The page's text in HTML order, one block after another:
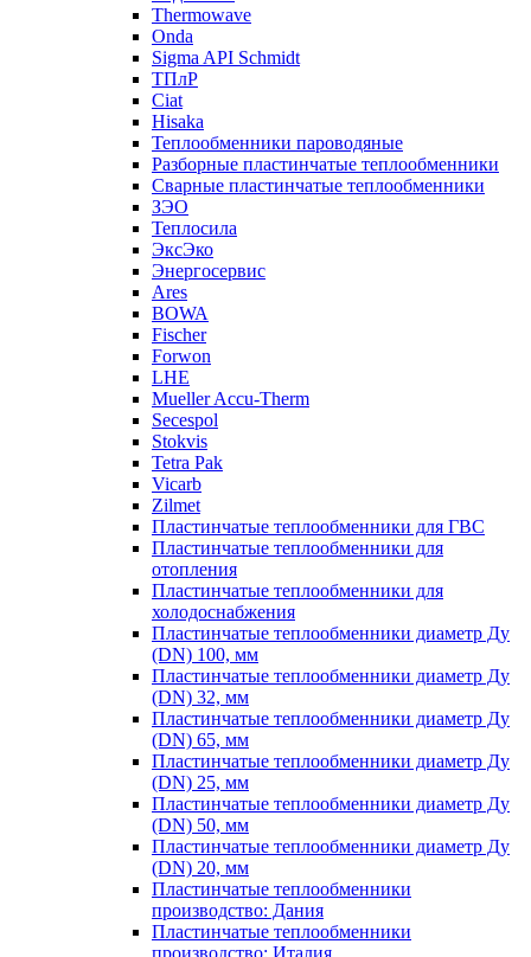
Thermowave
Onda
Sigma API Schmidt
ТПлР
Ciat
Hisaka
Теплообменники пароводяные
Разборные пластинчатые теплообменники
Сварные пластинчатые теплообменники
ЗЭО
Теплосила
ЭксЭко
Энергосервис
Ares
BOWA
Fischer
Forwon
LHE
Mueller Accu-Therm
Secespol
Stokvis
Tetra Pak
Vicarb
Zilmet
Пластинчатые теплообменники для ГВС
Пластинчатые теплообменники для
отопления
Пластинчатые теплообменники для
холодоснабжения
Пластинчатые теплообменники диаметр Ду
(DN) 100, мм
Пластинчатые теплообменники диаметр Ду
(DN) 32, мм
Пластинчатые теплообменники диаметр Ду
(DN) 65, мм
Пластинчатые теплообменники диаметр Ду
(DN) 25, мм
Пластинчатые теплообменники диаметр Ду
(DN) 50, мм
Пластинчатые теплообменники диаметр Ду
(DN) 20, мм
Пластинчатые теплообменники
производство: Дания
Пластинчатые теплообменники
производство: Италия